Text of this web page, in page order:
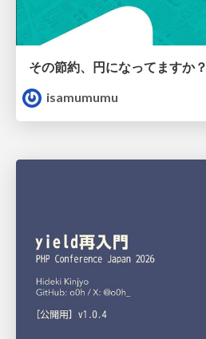
その節約、円になってますか？
isamumumu